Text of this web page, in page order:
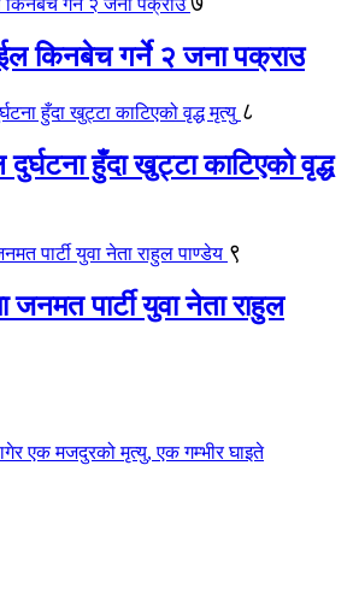
किनबेच गर्ने २ जना पक्राउ
८
हुँदा खुट्टा काटिएको वृद्ध
९
जनमत पार्टी युवा नेता राहुल
एक मजदुरको मृत्यु, एक गम्भीर घाइते